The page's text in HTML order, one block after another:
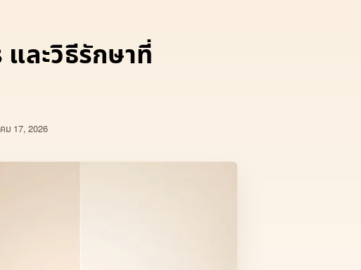
ละวิธีรักษาที่
ม 17, 2026